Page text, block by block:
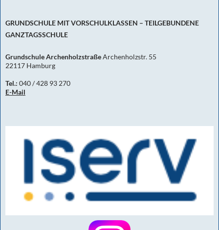
GRUNDSCHULE MIT VORSCHULKLASSEN – TEILGEBUNDENE
GANZTAGSSCHULE
Grundschule ArchenholzstraßeArchenholzstr. 55
22117 Hamburg
Tel.: 040 / 428 93 270
E-Mail